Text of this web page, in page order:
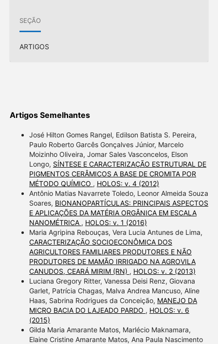
SEÇÃO
ARTIGOS
Artigos Semelhantes
José Hilton Gomes Rangel, Edilson Batista S. Pereira,
Paulo Roberto Garcês Gonçalves Júnior, Marcelo
Moizinho Oliveira, Jomar Sales Vasconcelos, Elson
Longo, SÍNTESE E CARACTERIZAÇÃO ESTRUTURAL DE
PIGMENTOS CERÂMICOS A BASE DE CROMITA POR
MÉTODO QUÍMICO , HOLOS: v. 4 (2012)
Antônio Matias Navarrete Toledo, Leonor Almeida Souza
Soares, BIONANOPARTÍCULAS: PRINCIPAIS ASPECTOS
E APLICAÇÕES DA MATÉRIA ORGÂNICA EM ESCALA
NANOMÉTRICA , HOLOS: v. 1 (2016)
Maria Agripina Rebouças, Vera Lucia Antunes de Lima,
CARACTERIZAÇÃO SOCIOECONÔMICA DOS
AGRICULTORES FAMILIARES PRODUTORES E NÃO
PRODUTORES DE MAMÃO IRRIGADO NA AGROVILA
CANUDOS, CEARÁ MIRIM (RN) , HOLOS: v. 2 (2013)
Luciana Gregory Ritter, Vanessa Deisi Renz, Giovana
Garlet, Patrícia Chagas, Malva Andrea Mancuso, Aline
Haas, Sabrina Rodrigues da Conceição, MANEJO DA
MICRO BACIA DO LAJEADO PARDO , HOLOS: v. 6
(2015)
Gilda Maria Amarante Matos, Marlécio Maknamara,
Elaine Cristine Amarante Matos, Ana Paula Nascimento